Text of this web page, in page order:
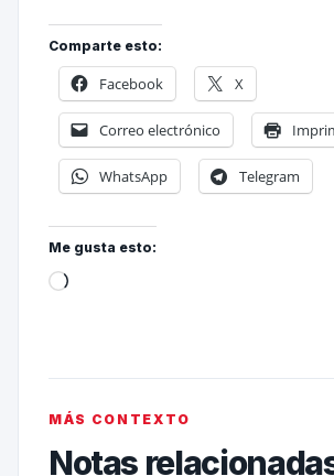
Comparte esto:
Facebook X
Correo electrónico
WhatsApp Telegram
Me gusta esto:
MÁS CONTEXTO
Notas